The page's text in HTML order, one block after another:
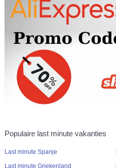
Populaire last minute vakanties
Last minute Spanje
Last minute Griekenland